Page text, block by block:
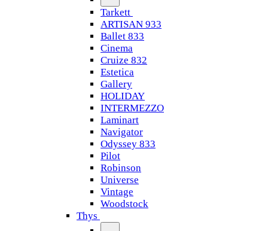
Tarkett
ARTISAN 933
Ballet 833
Cinema
Cruize 832
Estetica
Gallery
HOLIDAY
INTERMEZZO
Laminart
Navigator
Odyssey 833
Pilot
Robinson
Universe
Vintage
Woodstock
Thys